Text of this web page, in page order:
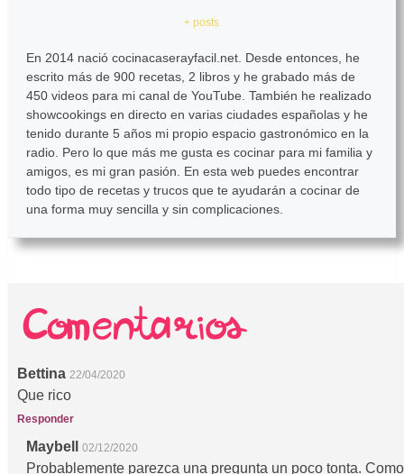
+ posts
En 2014 nació cocinacaserayfacil.net. Desde entonces, he
escrito más de 900 recetas, 2 libros y he grabado más de
450 videos para mi canal de YouTube. También he realizado
showcookings en directo en varias ciudades españolas y he
tenido durante 5 años mi propio espacio gastronómico en la
radio. Pero lo que más me gusta es cocinar para mi familia y
amigos, es mi gran pasión. En esta web puedes encontrar
todo tipo de recetas y trucos que te ayudarán a cocinar de
una forma muy sencilla y sin complicaciones.
Bettina 22/04/2020
Que rico
Responder
Maybell 02/12/2020
Probablemente parezca una pregunta un poco tonta. Como